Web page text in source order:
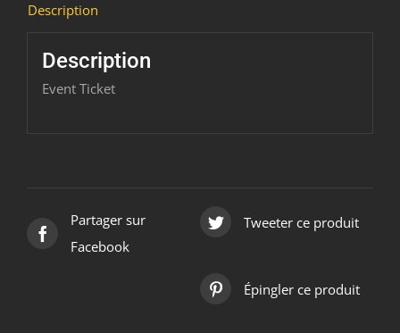
2019/03/23
Description
Description
Event Ticket
Partager sur
Facebook
Tweeter ce produit
Épingler ce produit